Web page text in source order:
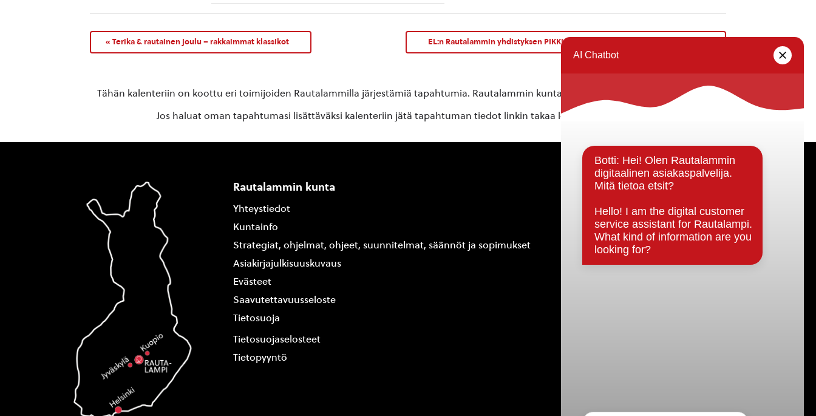
« Terika & rautainen joulu – rakkaimmat klassikot EL:n Rautalammin yhdistyksen PIKKUJOULU 12.12.2025 klo.15.00 Koskelossa
Tähän kalenteriin on koottu eri toimijoiden Rautalammilla järjestämiä tapahtumia. Rautalammin kunta ei vastaa tietojen oikeellisuudesta.
Jos haluat oman tapahtumasi lisättäväksi kalenteriin jätä tapahtuman tiedot linkin takaa löytyvällä
Rautalammin kunta
Yhteystiedot
Kuntainfo
Strategiat, ohjelmat, ohjeet, suunnitelmat, säännöt ja sopimukset
Asiakirjajulkisuuskuvaus
Evästeet
Saavutettavuusseloste
Tietosuoja
Tietosuojaselosteet
Tietopyyntö
Päätöksenteko ja lähidemokratia
Päätökset, esityslistat & pöytäkirjat
Hallinto
Kunnanhallitus
Kunnanvaltuusto